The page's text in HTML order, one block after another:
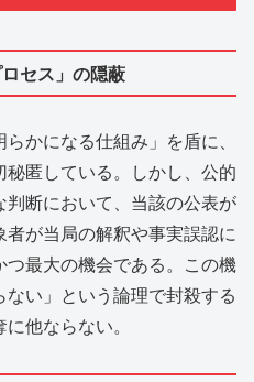
セス」の隠蔽
かになる仕組み」を盾に、
匿している。しかし、公的
断において、当該の公表が
が当局の解釈や事実誤認に
最大の機会である。この機
い」という論理で封殺する
他ならない。